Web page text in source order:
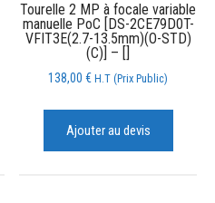
Tourelle 2 MP à focale variable
manuelle PoC [DS-2CE79D0T-
VFIT3E(2.7-13.5mm)(O-STD)
(C)] – []
138,00€ H.T (Prix Public)
Ajouter au devis